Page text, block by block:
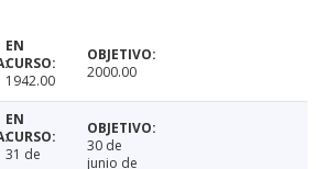
1942.00 2000.00
31 de
30 de
junio de